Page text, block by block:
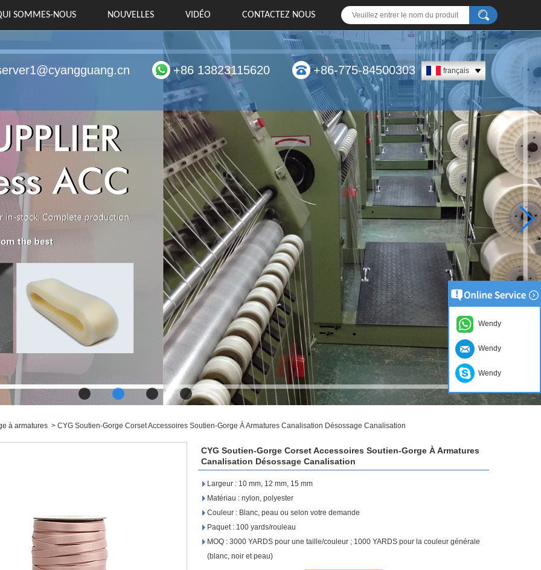
SOMMES-NOUS NOUVELLES VIDÉO CONTACTEZ NOUS
+86 13823115620 +86-775-84500303 français
à armatures > CYG Soutien-Gorge Corset Accessoires Soutien-Gorge À Armatures Canalisation Désossage Canalisation
CYG Soutien-Gorge Corset Accessoires Soutien-Gorge À Armatures
Canalisation Désossage Canalisation
Largeur : 10 mm, 12 mm, 15 mm
Matériau : nylon, polyester
Couleur : Blanc, peau ou selon votre demande
Paquet : 100 yards/rouleau
MOQ : 3000 YARDS pour une taille/couleur ; 1000 YARDS pour la couleur générale
(blanc, noir et peau)
Wendy
Wendy
Wendy